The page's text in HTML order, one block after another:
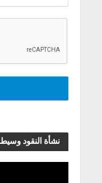
نشأة النقود